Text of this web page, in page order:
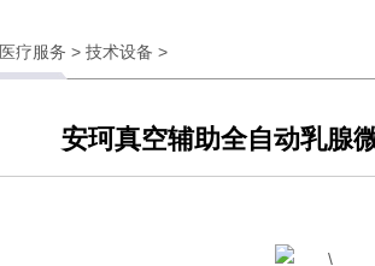
医疗服务 > 技术设备 >
安珂真空辅助全自动乳腺